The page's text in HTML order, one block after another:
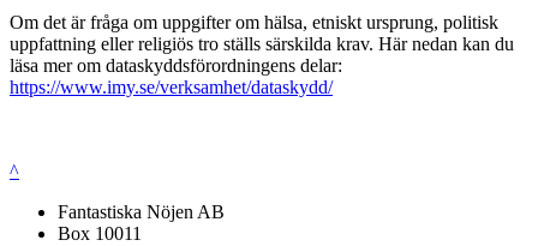
Om det är fråga om uppgifter om hälsa, etniskt ursprung, politisk
uppfattning eller religiös tro ställs särskilda krav. Här nedan kan du
läsa mer om dataskyddsförordningens delar:
https://www.imy.se/verksamhet/dataskydd/
^
Fantastiska Nöjen AB
Box 10011